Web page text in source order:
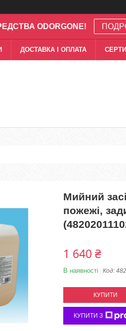
ODORGONE!
ДОСТАВКА І ОПЛАТА
Мийний
пожежі,
1 640 ₴
В наявності Код:
КУПИТИ
КУПИТИ З